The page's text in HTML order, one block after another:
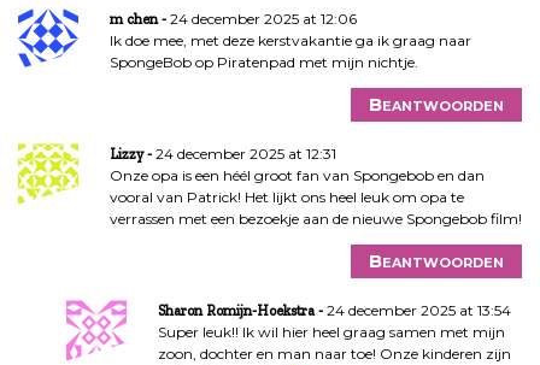
m chen
24 december 2025 at 12:06
Ik doe mee, met deze kerstvakantie ga ik graag naar
SpongeBob op Piratenpad met mijn nichtje.
Beantwoorden
Lizzy
24 december 2025 at 12:31
Onze opa is een héél groot fan van Spongebob en dan
vooral van Patrick! Het lijkt ons heel leuk om opa te
verrassen met een bezoekje aan de nieuwe Spongebob film!
Beantwoorden
Sharon Romijn-Hoekstra
24 december 2025 at 13:54
Super leuk!! Ik wil hier heel graag samen met mijn
zoon, dochter en man naar toe! Onze kinderen zijn